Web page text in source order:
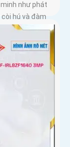
như phát
hú và đàm